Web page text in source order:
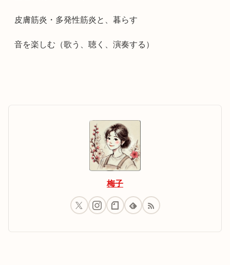
皮膚筋炎・多発性筋炎と、暮らす
音を楽しむ（歌う、聴く、演奏する）
梅子